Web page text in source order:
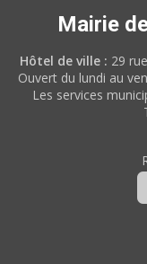
Mairie
Hôtel de ville : 29
Ouvert du lundi au
Les services